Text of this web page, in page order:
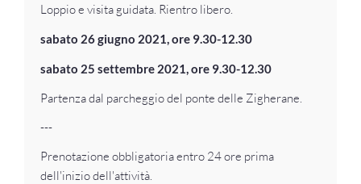
Loppio e visita guidata. Rientro libero.
sabato 26 giugno 2021, ore 9.30-12.30
sabato 25 settembre 2021, ore 9.30-12.30
Partenza dal parcheggio del ponte delle Zigherane.
---
Prenotazione obbligatoria entro 24 ore prima
dell'inizio dell'attività.